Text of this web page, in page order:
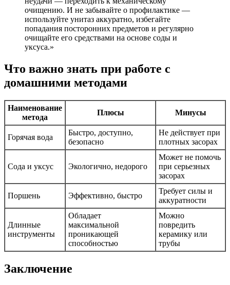
очищению. И не забывайте о профилактике —
используйте унитаз аккуратно, избегайте
попадания посторонних предметов и регулярно
очищайте его средствами на основе соды и
уксуса.»
Что важно знать при работе с
домашними методами
Наименование
метода
Плюсы Минусы
Горячая вода
Быстро, доступно,
безопасно
Не действует при
плотных засорах
Сода и уксус Экологично, недорого
Может не помочь
при серьезных
засорах
Поршень Эффективно, быстро
Требует силы и
аккуратности
Длинные
инструменты
Обладает
максимальной
проникающей
способностью
Можно
повредить
керамику или
трубы
Заключение